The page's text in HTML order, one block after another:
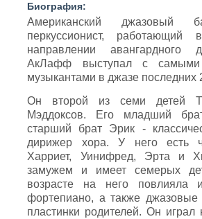
Биография:
Американский джазовый
перкуссионист,
направлении авангардного
АкЛафф выступал с самыми
музыкантами в джазе последних
Он второй из семи детей
Мэддоксов. Его младший
старший брат Эрик -
дирижер хора. У него есть
Харриет, Уинифред, Эрта и
замужем и имеет семерых
возрасте на него повлияла
фортепиано, а также джазовые
пластинки родителей. Он играл